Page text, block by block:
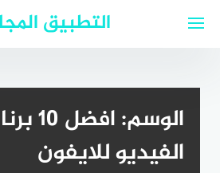
التطبيق
الوسم:
الفيديو للايفون